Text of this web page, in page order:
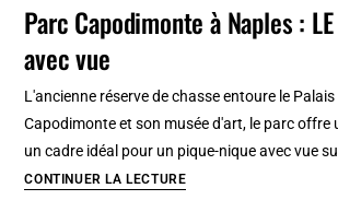
à
bourgoise
au
19e
Parc Capodimonte à Naples :
avec vue
L'ancienne réserve de chasse entoure le
Capodimonte et son musée d'art, le parc offre
un cadre idéal pour un pique-nique avec vue
CONTINUER LA LECTUREParc